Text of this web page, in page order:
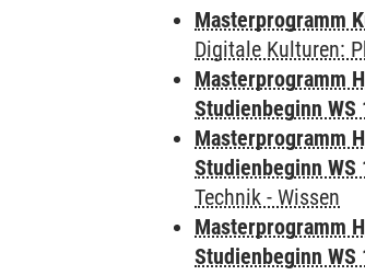
Masterprogramm
Digitale Kulturen:
Masterprogramm
Studienbeginn WS
Masterprogramm
Studienbeginn WS
Technik - Wissen
Masterprogramm
Studienbeginn WS